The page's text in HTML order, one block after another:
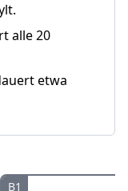
alle 20
etwa
B1